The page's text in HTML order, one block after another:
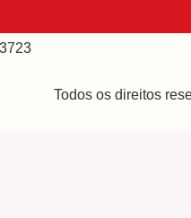
Todos os direitos